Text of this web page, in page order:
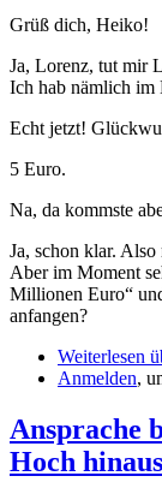
Grüß dich, Heiko!
Ja, Lorenz, tut mir
Ich hab nämlich im
Echt jetzt!
5 Euro.
Na, da kommste
Ja, schon klar.
Aber im Moment
Millionen Euro“
anfangen?
Weiterlesen
Anmelden,
Ansprache
Hoch